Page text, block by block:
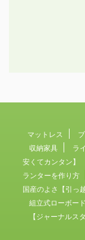
マットレス
収納家具
ラ
安くてカンタン】
ランターを作り方
国産のよさ【引っ
組立式ローボー
【ジャーナルス